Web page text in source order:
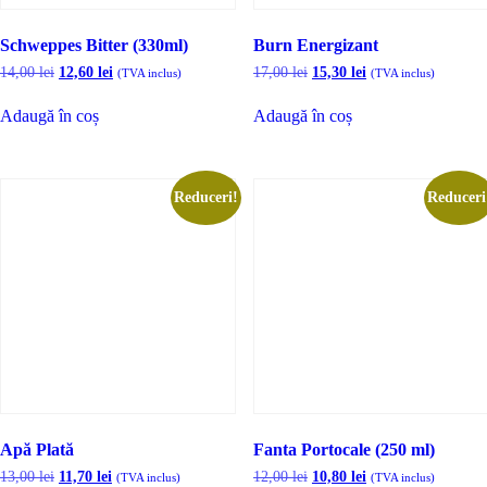
Schweppes Bitter (330ml)
14,00lei Prețul
a
fost:
12,60 lei Prețul
(TVA inclus)
Adaugă în coș
Burn Energizant
17,00lei Prețul
a
fost:
15,30 leiPrețul
(TVA inclus)
Adaugă în coș
Reduceri!
Apă Plată
13,00lei Prețul
11,70 lei Prețul
(TVA inclus)
Fanta Portocale (250 ml)
12,00lei Prețul
10,80 leiPrețul
(TVA inclus)